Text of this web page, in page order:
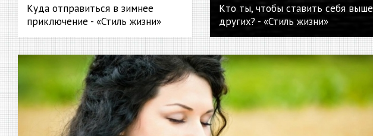
Кто ты, чтобы ставить себя выше
других? - «Стиль жизни»
Куда отправиться в зимнее
приключение - «Стиль жизни»